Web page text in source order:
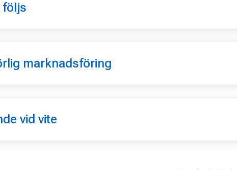
följs
marknadsföring
vid vite